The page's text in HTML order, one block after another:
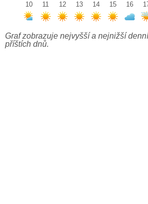
10
11
12
13
14
15
16
Graf zobrazuje nejvyšší a nejnižší
příštích dnů.